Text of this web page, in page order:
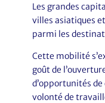
Les grandes
villes asiatiques
parmi les
Cette mobilité
goût de
d’opportunités
volonté de